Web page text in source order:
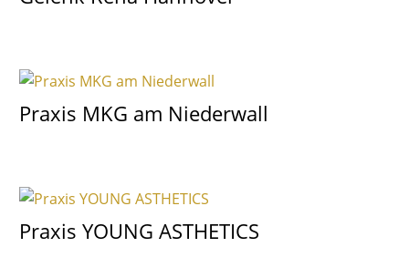
Praxis MKG am Niederwall
Praxis YOUNG ASTHETICS